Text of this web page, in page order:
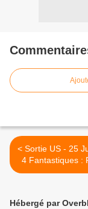
< Sortie US - 25 Juillet - Les
4 Fantastiques :
pas
Hébergé par